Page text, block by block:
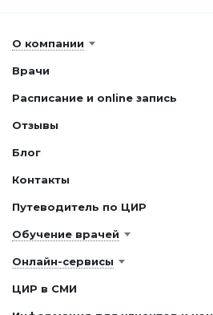
О компании
Врачи
Расписание и online запись
Отзывы
Блог
Контакты
Путеводитель по ЦИР
Обучение врачей
Онлайн-сервисы
ЦИР в СМИ